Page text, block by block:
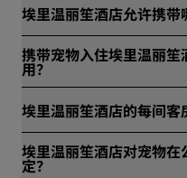
守限制条件。如需了解更多详
埃里温丽笙酒店允许携带
埃里温丽笙酒店允许携带宠
下的宠物。
携带宠物入住埃里温丽
用？
用。
埃里温丽笙酒店的每间客
埃里温丽笙酒店的每间客房
埃里温丽笙酒店对宠物
定？